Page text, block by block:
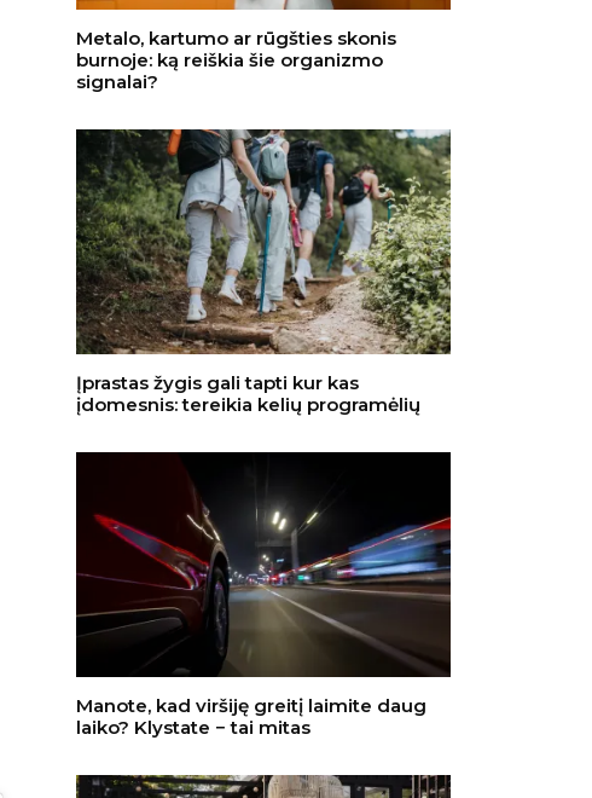
Metalo, kartumo ar rūgšties skonis
burnoje: ką reiškia šie organizmo
signalai?
Įprastas žygis gali tapti kur kas
įdomesnis: tereikia kelių programėlių
Manote, kad viršiję greitį laimite daug
laiko? Klystate − tai mitas